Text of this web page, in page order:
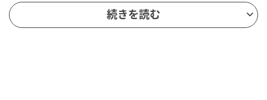
【友達価格】友達ならこれが普通だよね? #シ
ョートドラマ
続きを読む